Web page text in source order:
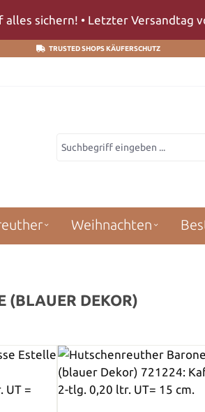
sichern! • Letzter Versandtag
TRUSTED SHOPS KÄUFERSCHUTZ
Weihnachten
(BLAUER DEKOR)